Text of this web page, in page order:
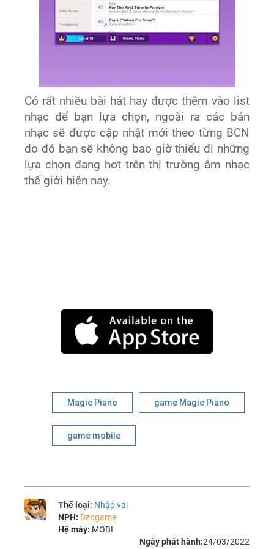
Có rất nhiều bài hát hay được thêm vào list
nhạc để bạn lựa chọn, ngoài ra các bản
nhạc sẽ được cập nhật mới theo từng BCN
do đó bạn sẽ không bao giờ thiếu đi những
lựa chọn đang hot trên thị trường âm nhạc
thế giới hiện nay.
Magic Piano game Magic Piano
game mobile
Thể loại: Nhập vai
NPH: Dzogame
Hệ máy: MOBI
Ngày phát hành:24/03/2022